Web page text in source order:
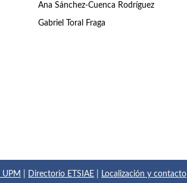
Ana Sánchez-Cuenca Rodríguez
Gabriel Toral Fraga
Directorio ETSIAE Localización y contacto